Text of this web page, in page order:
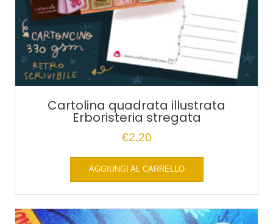
Cartolina quadrata illustrata
Erboristeria stregata
€2,20
AGGIUNGI AL CARRELLO